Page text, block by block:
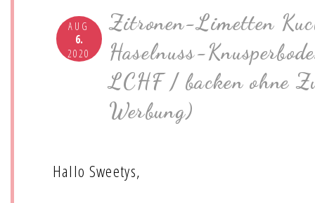
AUG
6.
2020
Zitronen-Limetten
Haselnuss-
LCHF / backen ohne
Werbung)
Hallo Sweetys,